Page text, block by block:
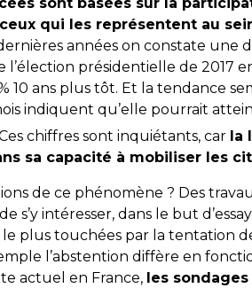
qui les représentent au
années on constate une
présidentielle de 2017
10 ans plus tôt. Et la tendance
indiquent qu’elle pourrait
chiffres sont inquiétants, car la
sa capacité à mobiliser les
de ce phénomène ? Des
s’y intéresser, dans le but
plus touchées par la tentation
l’abstention diffère en
actuel en France, les